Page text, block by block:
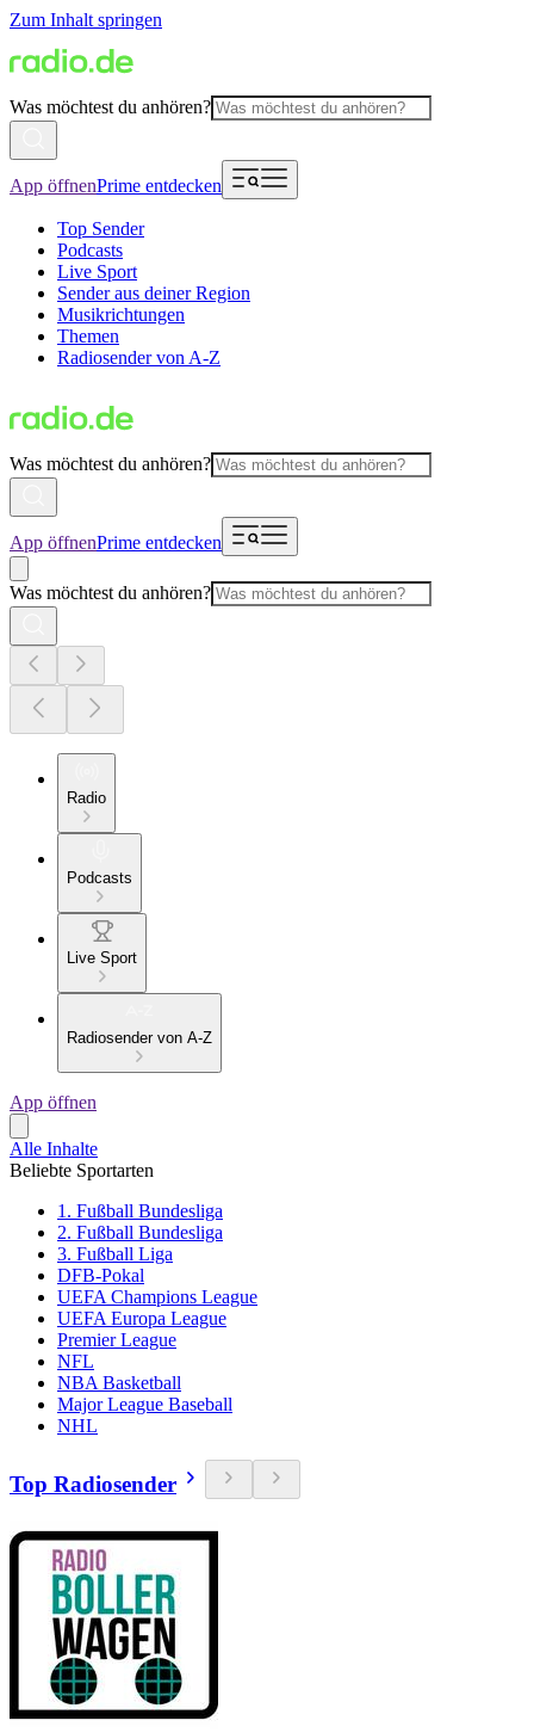
Zum Inhalt springen
Was möchtest du anhören?
App öffnenPrime entdecken
Top Sender
Podcasts
Live Sport
Sender aus deiner Region
Musikrichtungen
Themen
Radiosender von A-Z
Was möchtest du anhören?
App öffnenPrime entdecken
Was möchtest du anhören?
Radio
Podcasts
Live Sport
Radiosender von A-Z
App öffnen
Alle Inhalte
Beliebte Sportarten
1. Fußball Bundesliga
2. Fußball Bundesliga
3. Fußball Liga
DFB-Pokal
UEFA Champions League
UEFA Europa League
Premier League
NFL
NBA Basketball
Major League Baseball
NHL
Top Radiosender